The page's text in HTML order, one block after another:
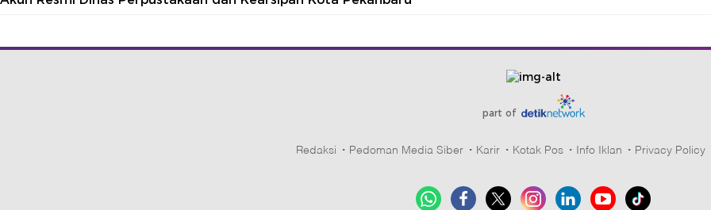
part of
Redaksi Pedoman Media Siber Karir Kotak Pos Info Iklan Privacy Policy